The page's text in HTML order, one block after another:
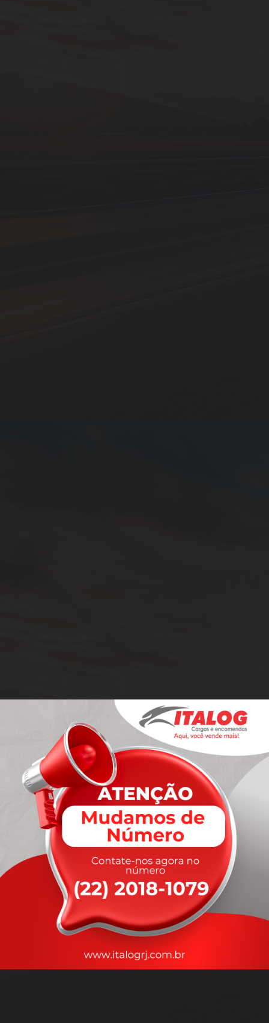
rapidez
que você precisa,
com a qualidade que vocêmerece.
Nossos motoristas são treinados para garantir a máxima
durante o transporte, com rastreamento em tempo real.